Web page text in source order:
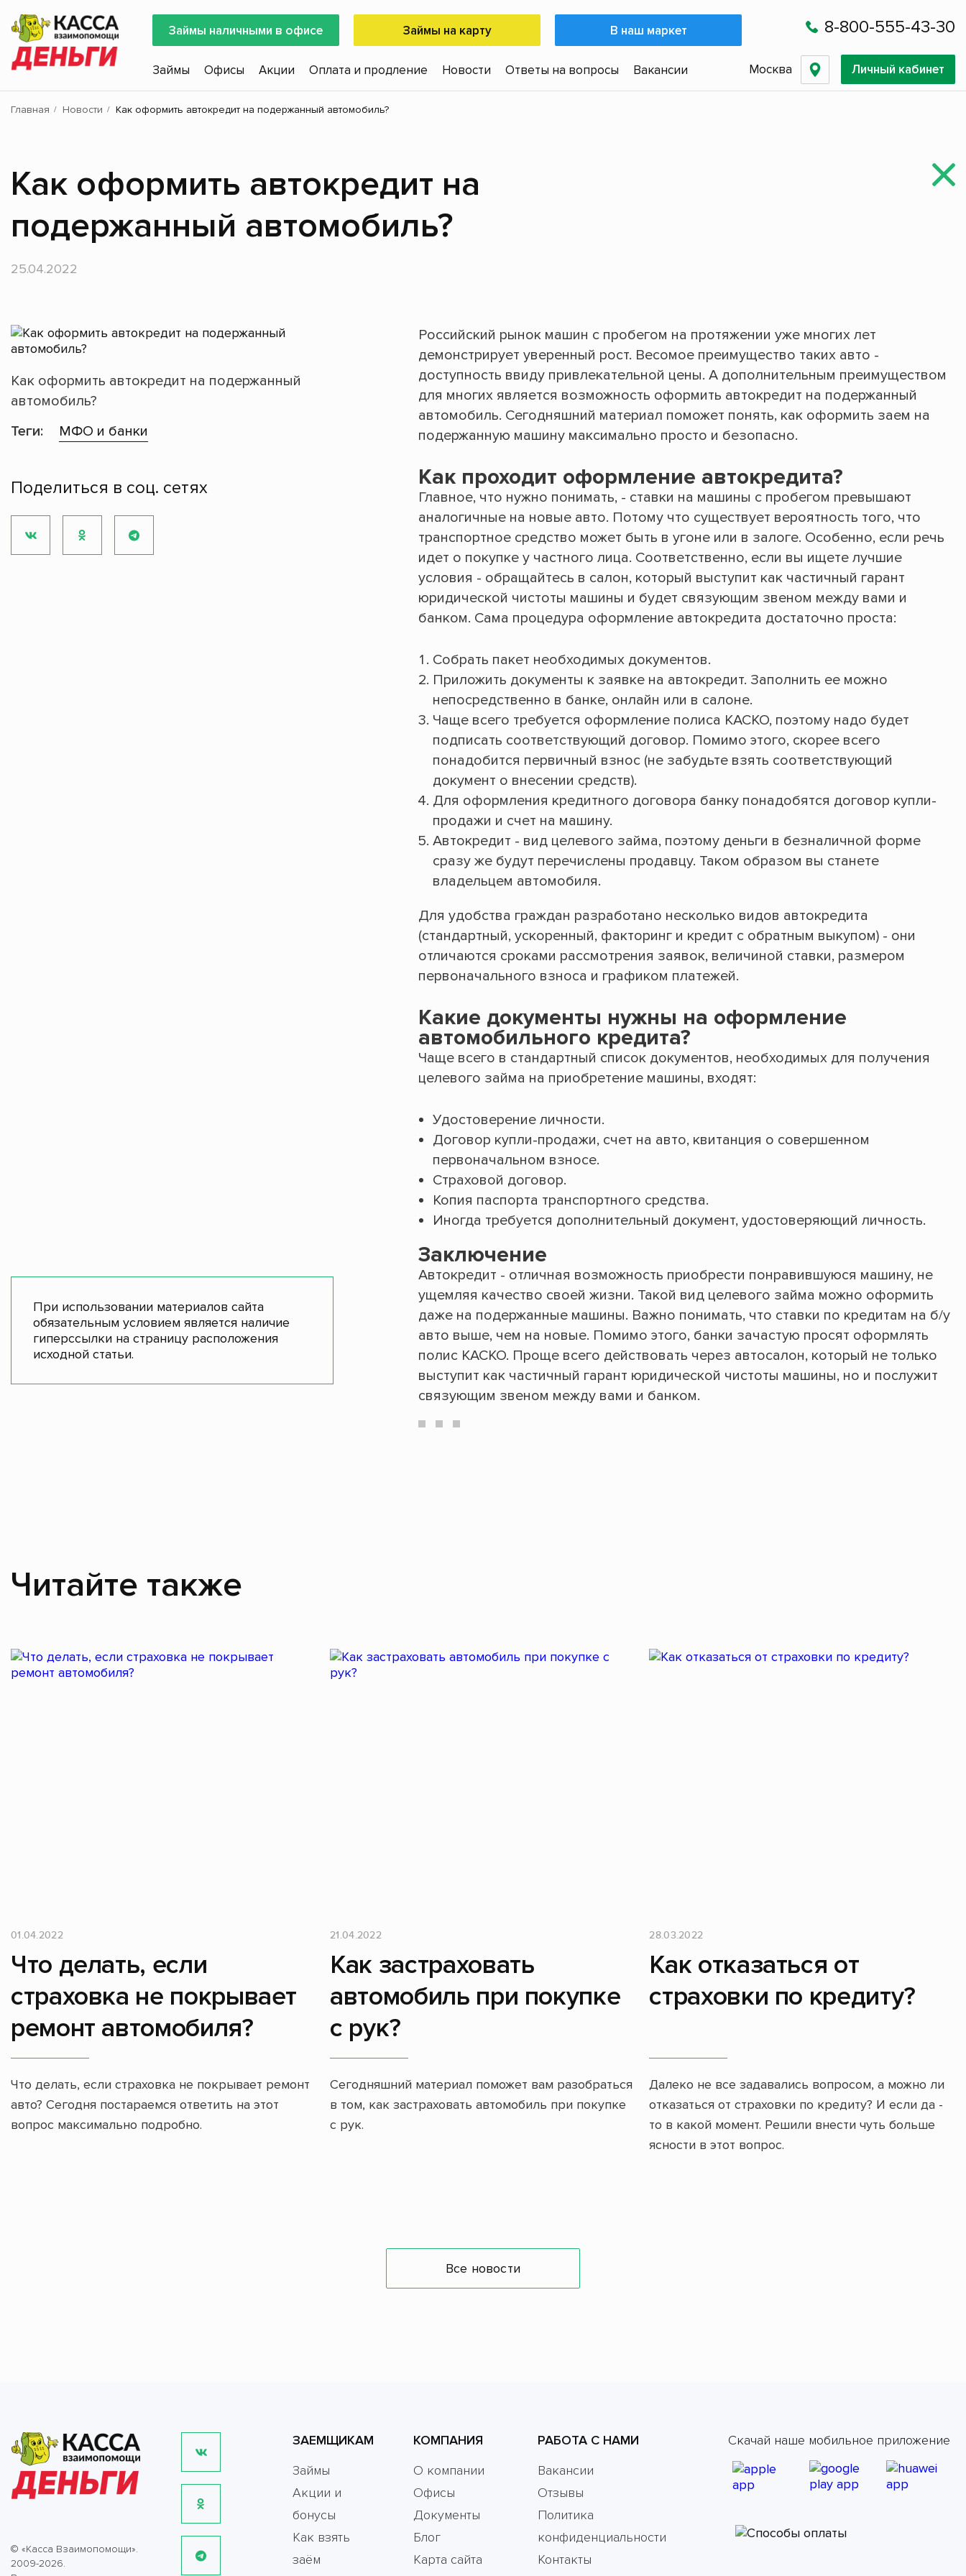
Займы наличными в офисе Займы на карту В наш маркет 8-800-555-43-30
Займы Офисы Акции Оплата и продление Новости Ответы на вопросы Вакансии Москва Личный кабинет
Главная Новости Как оформить автокредит на подержанный автомобиль?
Как оформить автокредит на
подержанный автомобиль?
25.04.2022
Как оформить автокредит на подержанный
автомобиль?
Теги:
МФО и банки
Поделиться в соц. сетях
При использовании материалов сайта
обязательным условием является наличие
гиперссылки на страницу расположения
исходной статьи.
Российский рынок машин с пробегом на протяжении уже многих лет
демонстрирует уверенный рост. Весомое преимущество таких авто -
доступность ввиду привлекательной цены. А дополнительным преимуществом
для многих является возможность оформить автокредит на подержанный
автомобиль. Сегодняшний материал поможет понять, как оформить заем на
подержанную машину максимально просто и безопасно.
Как проходит оформление автокредита?
Главное, что нужно понимать, - ставки на машины с пробегом превышают
аналогичные на новые авто. Потому что существует вероятность того, что
транспортное средство может быть в угоне или в залоге. Особенно, если речь
идет о покупке у частного лица. Соответственно, если вы ищете лучшие
условия - обращайтесь в салон, который выступит как частичный гарант
юридической чистоты машины и будет связующим звеном между вами и
банком. Сама процедура оформление автокредита достаточно проста:
Собрать пакет необходимых документов.
Приложить документы к заявке на автокредит. Заполнить ее можно
непосредственно в банке, онлайн или в салоне.
Чаще всего требуется оформление полиса КАСКО, поэтому надо будет
подписать соответствующий договор. Помимо этого, скорее всего
понадобится первичный взнос (не забудьте взять соответствующий
документ о внесении средств).
Для оформления кредитного договора банку понадобятся договор купли-
продажи и счет на машину.
Автокредит - вид целевого займа, поэтому деньги в безналичной форме
сразу же будут перечислены продавцу. Таком образом вы станете
владельцем автомобиля.
Для удобства граждан разработано несколько видов автокредита
(стандартный, ускоренный, факторинг и кредит с обратным выкупом) - они
отличаются сроками рассмотрения заявок, величиной ставки, размером
первоначального взноса и графиком платежей.
Какие документы нужны на оформление
автомобильного кредита?
Чаще всего в стандартный список документов, необходимых для получения
целевого займа на приобретение машины, входят:
Удостоверение личности.
Договор купли-продажи, счет на авто, квитанция о совершенном
первоначальном взносе.
Страховой договор.
Копия паспорта транспортного средства.
Иногда требуется дополнительный документ, удостоверяющий личность.
Заключение
Автокредит - отличная возможность приобрести понравившуюся машину, не
ущемляя качество своей жизни. Такой вид целевого займа можно оформить
даже на подержанные машины. Важно понимать, что ставки по кредитам на б/у
авто выше, чем на новые. Помимо этого, банки зачастую просят оформлять
полис КАСКО. Проще всего действовать через автосалон, который не только
выступит как частичный гарант юридической чистоты машины, но и послужит
связующим звеном между вами и банком.
Читайте также
01.04.2022
Что делать, если
страховка не покрывает
ремонт автомобиля?
Что делать, если страховка не покрывает ремонт
авто? Сегодня постараемся ответить на этот
вопрос максимально подробно.
21.04.2022
Как застраховать
автомобиль при покупке
с рук?
Сегодняшний материал поможет вам разобраться
в том, как застраховать автомобиль при покупке
с рук.
28.03.2022
Как отказаться от
страховки по кредиту?
Далеко не все задавались вопросом, а можно ли
отказаться от страховки по кредиту? И если да -
то в какой момент. Решили внести чуть больше
ясности в этот вопрос.
Все новости
© «Касса Взаимопомощи».
2009-2026.
ЗАЕМЩИКАМ
Займы
Акции и
бонусы
Как взять
заём
КОМПАНИЯ
О компании
Офисы
Документы
Блог
Карта сайта
РАБОТА С НАМИ
Вакансии
Отзывы
Политика
конфиденциальности
Контакты
Скачай наше мобильное приложение